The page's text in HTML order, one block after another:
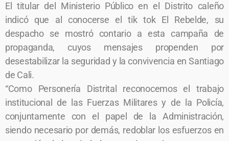
El titular del Ministerio Público en el Distrito caleño
indicó que al conocerse el tik tok El Rebelde, su
despacho se mostró contario a esta campaña de
propaganda, cuyos mensajes propenden por
desestabilizar la seguridad y la convivencia en Santiago
de Cali.
“Como Personería Distrital reconocemos el trabajo
institucional de las Fuerzas Militares y de la Policía,
conjuntamente con el papel de la Administración,
siendo necesario por demás, redoblar los esfuerzos en